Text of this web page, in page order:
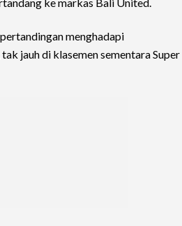
menghadapi
jauh di klasemen sementara Super